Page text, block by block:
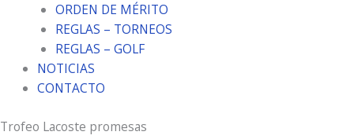
ORDEN DE MÉRITO
REGLAS – TORNEOS
REGLAS – GOLF
NOTICIAS
CONTACTO
Trofeo Lacoste promesas